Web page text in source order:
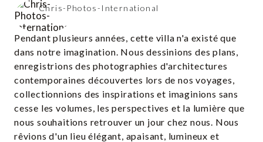
Chris-Photos-International
Pendant plusieurs années, cette villa n'a existé que
dans notre imagination. Nous dessinions des plans,
enregistrions des photographies d'architectures
contemporaines découvertes lors de nos voyages,
collectionnions des inspirations et imaginions sans
cesse les volumes, les perspectives et la lumière que
nous souhaitions retrouver un jour chez nous. Nous
rêvions d'un lieu élégant, apaisant, lumineux et